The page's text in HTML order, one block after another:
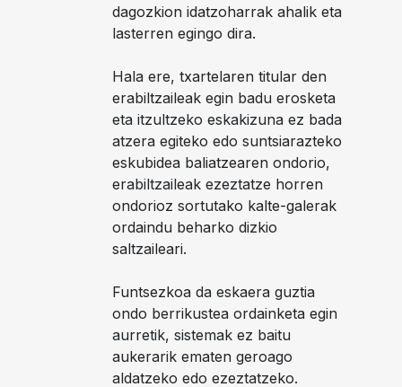
dagozkion idatzoharrak ahalik eta
lasterren egingo dira.
Hala ere, txartelaren titular den
erabiltzaileak egin badu erosketa
eta itzultzeko eskakizuna ez bada
atzera egiteko edo suntsiarazteko
eskubidea baliatzearen ondorio,
erabiltzaileak ezeztatze horren
ondorioz sortutako kalte-galerak
ordaindu beharko dizkio
saltzaileari.
Funtsezkoa da eskaera guztia
ondo berrikustea ordainketa egin
aurretik, sistemak ez baitu
aukerarik ematen geroago
aldatzeko edo ezeztatzeko.